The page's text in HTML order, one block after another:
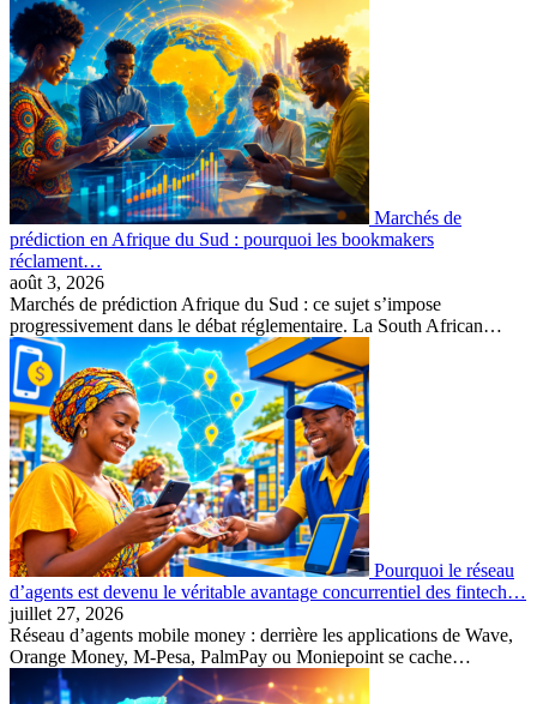
Marchés de
prédiction en Afrique du Sud : pourquoi les bookmakers
réclament…
août 3, 2026
Marchés de prédiction Afrique du Sud : ce sujet s’impose
progressivement dans le débat réglementaire. La South African…
Pourquoi le réseau
d’agents est devenu le véritable avantage concurrentiel des fintech…
juillet 27, 2026
Réseau d’agents mobile money : derrière les applications de Wave,
Orange Money, M-Pesa, PalmPay ou Moniepoint se cache…